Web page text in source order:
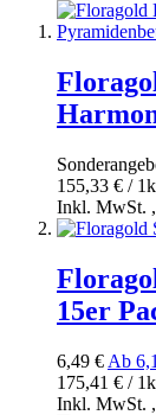
155,33 € /
Inkl. MwSt. ,
15er
6,49 € Ab
175,41 € /
Inkl. MwSt. ,